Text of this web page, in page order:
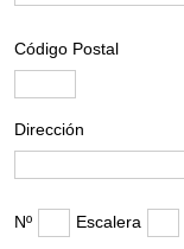
Código Postal
Dirección
Nº Escalera